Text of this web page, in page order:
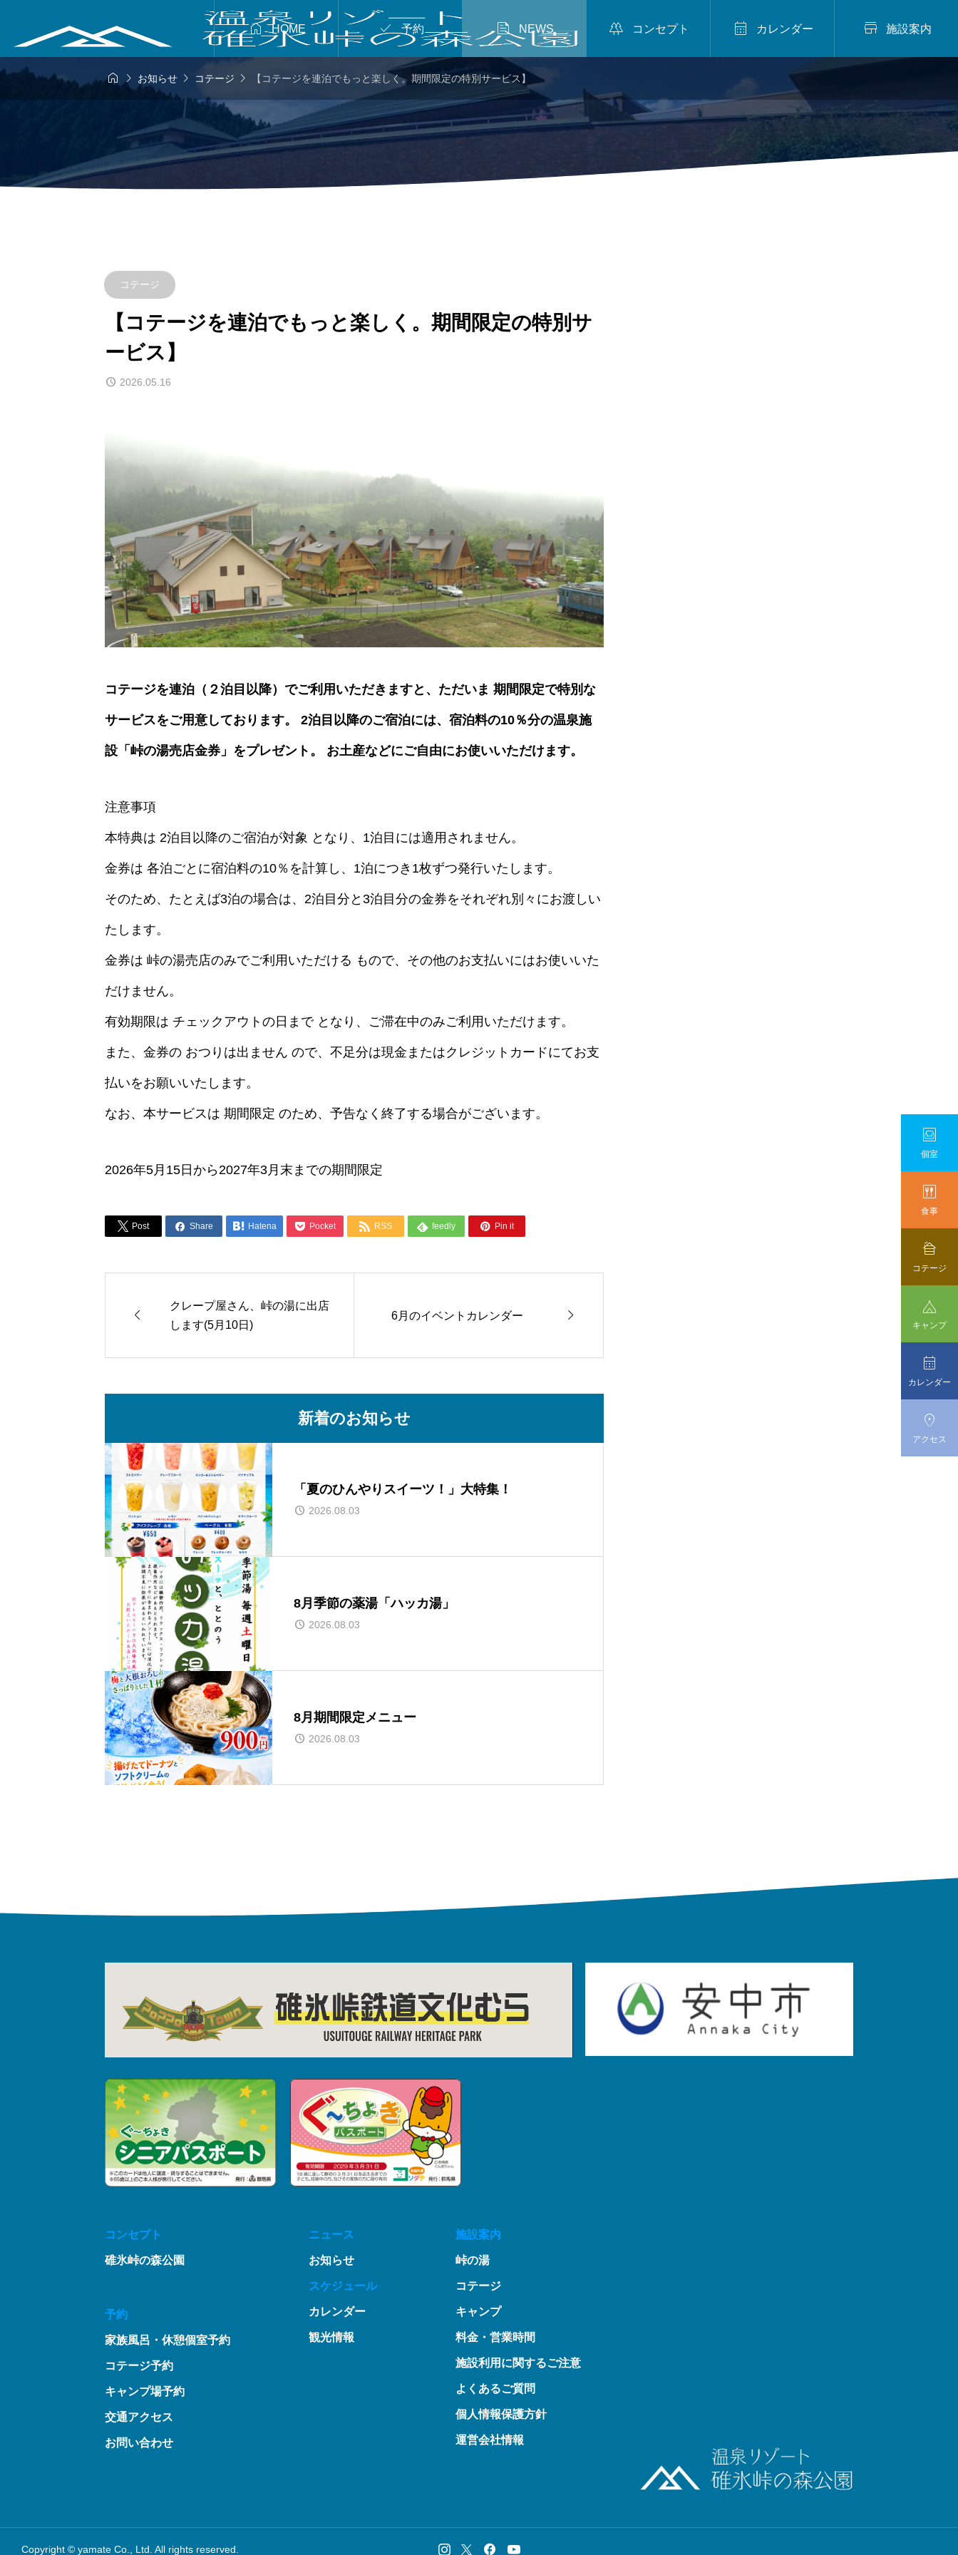
 HOME  予約  NEWS  コンセプト  カレンダー  施設案内
  お知らせ  コテージ  【コテージを連泊でもっと楽しく。期間限定の特別サービス】
コテージ
【コテージを連泊でもっと楽しく。期間限定の特別サ
ービス】
2026.05.16
コテージを連泊（２泊目以降）でご利用いただきますと、ただいま 期間限定で特別な
サービスをご用意しております。 2泊目以降のご宿泊には、宿泊料の10％分の温泉施
設「峠の湯売店金券」をプレゼント。 お土産などにご自由にお使いいただけます。
注意事項
本特典は 2泊目以降のご宿泊が対象 となり、1泊目には適用されません。
金券は 各泊ごとに宿泊料の10％を計算し、1泊につき1枚ずつ発行いたします。
そのため、たとえば3泊の場合は、2泊目分と3泊目分の金券をそれぞれ別々にお渡しい
たします。
金券は 峠の湯売店のみでご利用いただける もので、その他のお支払いにはお使いいた
だけません。
有効期限は チェックアウトの日まで となり、ご滞在中のみご利用いただけます。
また、金券の おつりは出ません ので、不足分は現金またはクレジットカードにてお支
払いをお願いいたします。
なお、本サービスは 期間限定 のため、予告なく終了する場合がございます。
2026年5月15日から2027年3月末までの期間限定
 Post  Share  Hatena  Pocket  RSS  feedly  Pin it

クレープ屋さん、峠の湯に出店
します(5月10日)
6月のイベントカレンダー 
新着のお知らせ
「夏のひんやりスイーツ！」大特集！
2026.08.03
8月季節の薬湯「ハッカ湯」
2026.08.03
8月期間限定メニュー
2026.08.03
コンセプト
碓氷峠の森公園
予約
家族風呂・休憩個室予約
コテージ予約
キャンプ場予約
交通アクセス
お問い合わせ
ニュース
お知らせ
スケジュール
カレンダー
観光情報
施設案内
峠の湯
コテージ
キャンプ
料金・営業時間
施設利用に関するご注意
よくあるご質問
個人情報保護方針
運営会社情報
Copyright © yamate Co., Ltd. All rights reserved.

個室

食事

コテージ

キャンプ

カレンダー

アクセス